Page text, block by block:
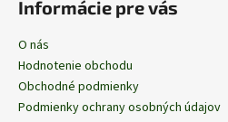
Informácie pre vás
O nás
Hodnotenie obchodu
Obchodné podmienky
Podmienky ochrany osobných údajov